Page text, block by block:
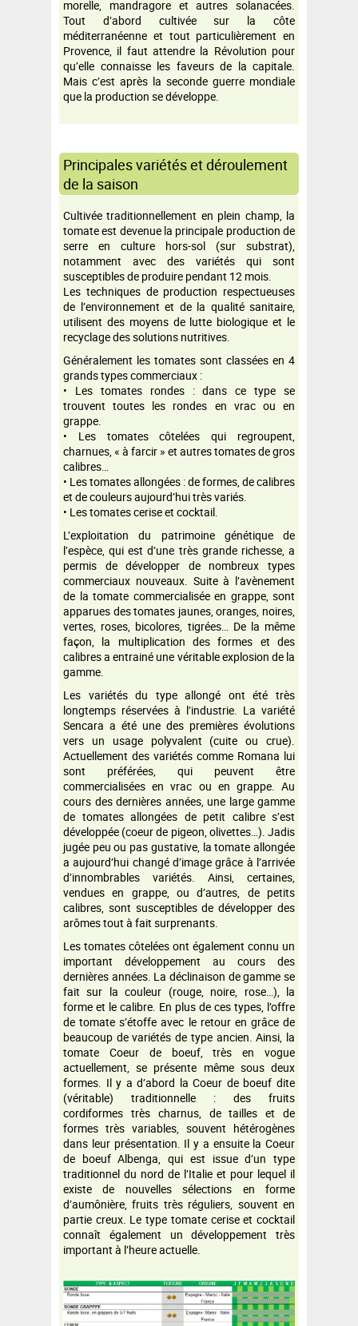
morelle, mandragore et autres solanacées.
Tout d’abord cultivée sur la côte
méditerranéenne et tout particulièrement en
Provence, il faut attendre la Révolution pour
qu’elle connaisse les faveurs de la capitale.
Mais c’est après la seconde guerre mondiale
que la production se développe.
Principales variétés et déroulement
de la saison
Cultivée traditionnellement en plein champ, la
tomate est devenue la principale production de
serre en culture hors-sol (sur substrat),
notamment avec des variétés qui sont
susceptibles de produire pendant 12 mois.
Les techniques de production respectueuses
de l’environnement et de la qualité sanitaire,
utilisent des moyens de lutte biologique et le
recyclage des solutions nutritives.
Généralement les tomates sont classées en 4
grands types commerciaux :
• Les tomates rondes : dans ce type se
trouvent toutes les rondes en vrac ou en
grappe.
• Les tomates côtelées qui regroupent,
charnues, « à farcir » et autres tomates de gros
calibres…
• Les tomates allongées : de formes, de calibres
et de couleurs aujourd’hui très variés.
• Les tomates cerise et cocktail.
L’exploitation du patrimoine génétique de
l’espèce, qui est d’une très grande richesse, a
permis de développer de nombreux types
commerciaux nouveaux. Suite à l’avènement
de la tomate commercialisée en grappe, sont
apparues des tomates jaunes, oranges, noires,
vertes, roses, bicolores, tigrées… De la même
façon, la multiplication des formes et des
calibres a entrainé une véritable explosion de la
gamme.
Les variétés du type allongé ont été très
longtemps réservées à l’industrie. La variété
Sencara a été une des premières évolutions
vers un usage polyvalent (cuite ou crue).
Actuellement des variétés comme Romana lui
sont préférées, qui peuvent être
commercialisées en vrac ou en grappe. Au
cours des dernières années, une large gamme
de tomates allongées de petit calibre s’est
développée (coeur de pigeon, olivettes…). Jadis
jugée peu ou pas gustative, la tomate allongée
a aujourd’hui changé d’image grâce à l’arrivée
d’innombrables variétés. Ainsi, certaines,
vendues en grappe, ou d’autres, de petits
calibres, sont susceptibles de développer des
arômes tout à fait surprenants.
Les tomates côtelées ont également connu un
important développement au cours des
dernières années. La déclinaison de gamme se
fait sur la couleur (rouge, noire, rose…), la
forme et le calibre. En plus de ces types, l’offre
de tomate s’étoffe avec le retour en grâce de
beaucoup de variétés de type ancien. Ainsi, la
tomate Coeur de boeuf, très en vogue
actuellement, se présente même sous deux
formes. Il y a d’abord la Coeur de boeuf dite
(véritable) traditionnelle : des fruits
cordiformes très charnus, de tailles et de
formes très variables, souvent hétérogènes
dans leur présentation. Il y a ensuite la Coeur
de boeuf Albenga, qui est issue d’un type
traditionnel du nord de l’Italie et pour lequel il
existe de nouvelles sélections en forme
d’aumônière, fruits très réguliers, souvent en
partie creux. Le type tomate cerise et cocktail
connaît également un développement très
important à l’heure actuelle.